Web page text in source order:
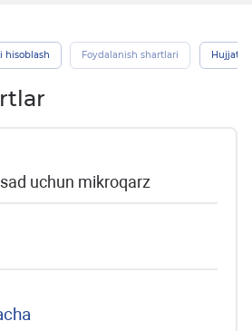
hisoblash Foydalanish shartlari Hujjatlar
uchun mikroqarz